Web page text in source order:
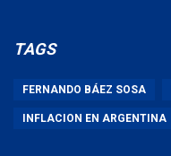
TAGS
FERNANDO BÁEZ SOSA
INFLACION EN ARGENTINA